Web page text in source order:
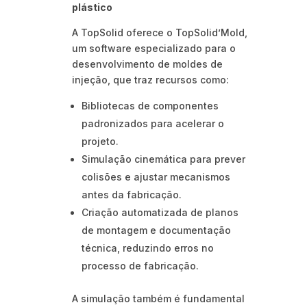
plástico
A TopSolid oferece o TopSolid’Mold,
um software especializado para o
desenvolvimento de moldes de
injeção, que traz recursos como:
Bibliotecas de componentes
padronizados para acelerar o
projeto.
Simulação cinemática para prever
colisões e ajustar mecanismos
antes da fabricação.
Criação automatizada de planos
de montagem e documentação
técnica, reduzindo erros no
processo de fabricação.
A simulação também é fundamental